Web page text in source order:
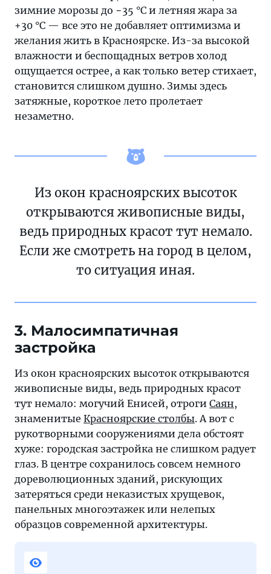
зимние морозы до −35 °C и летняя жара за
+30 °C — все это не добавляет оптимизма и
желания жить в Красноярске. Из-за высокой
влажности и беспощадных ветров холод
ощущается острее, а как только ветер стихает,
становится слишком душно. Зимы здесь
затяжные, короткое лето пролетает
незаметно.
Из окон красноярских высоток
открываются живописные виды,
ведь природных красот тут немало.
Если же смотреть на город в целом,
то ситуация иная.
3. Малосимпатичная
застройка
Из окон красноярских высоток открываются
живописные виды, ведь природных красот
тут немало: могучий Енисей, отроги Саян,
знаменитые Красноярские столбы. А вот с
рукотворными сооружениями дела обстоят
хуже: городская застройка не слишком радует
глаз. В центре сохранилось совсем немного
дореволюционных зданий, рискующих
затеряться среди неказистых хрущевок,
панельных многоэтажек или нелепых
образцов современной архитектуры.